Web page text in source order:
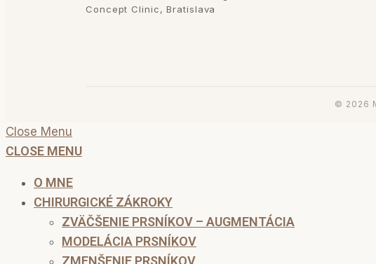
Concept Clinic, Bratislava
© 2026
Close Menu
CLOSE MENU
O MNE
CHIRURGICKÉ ZÁKROKY
ZVÄČŠENIE PRSNÍKOV – AUGMENTÁCIA
MODELÁCIA PRSNÍKOV
ZMENŠENIE PRSNÍKOV